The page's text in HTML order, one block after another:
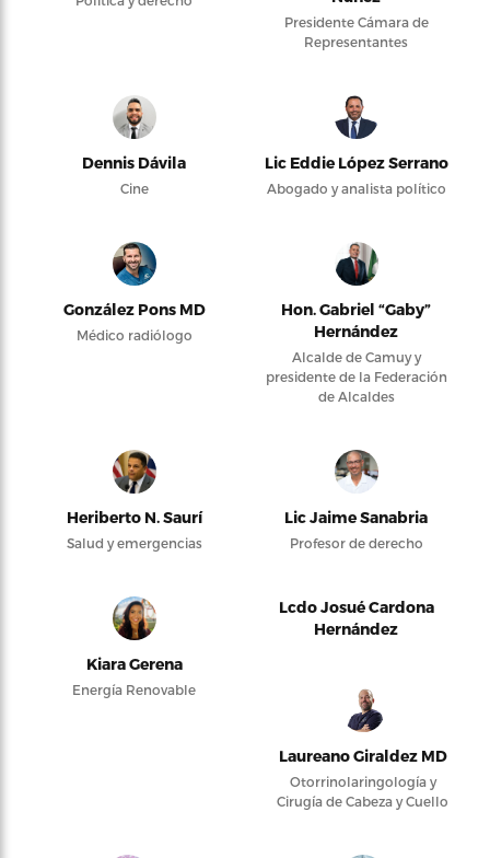
Presidente Cámara de
Representantes
Dennis Dávila
Cine
Lic Eddie López Serrano
Abogado y analista político
González Pons MD
Médico radiólogo
Hon. Gabriel “Gaby”
Hernández
Alcalde de Camuy y
presidente de la Federación
de Alcaldes
Heriberto N. Saurí
Salud y emergencias
Lic Jaime Sanabria
Profesor de derecho
Kiara Gerena
Energía Renovable
Lcdo Josué Cardona
Hernández
Laureano Giraldez MD
Otorrinolaringología y
Cirugía de Cabeza y Cuello